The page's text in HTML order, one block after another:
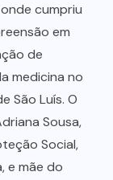
cumpriu
em
de
medicina no
São Luís. O
Sousa,
Social,
e mãe do